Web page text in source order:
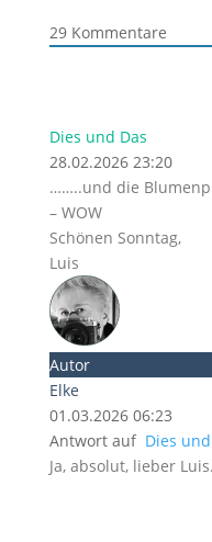
29Kommentare
Dies und Das
28.02.2026 23:20
……..und die
– WOW
Schönen Sonntag,
Luis
Autor
Elke
01.03.2026 06:23
Antwort auf Dies
Ja, absolut, lieber